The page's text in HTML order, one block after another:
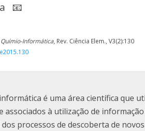
📧
Químio-Informática, Rev. Ciência Elem., V3(2):130
é uma área científica que
associados à utilização de
processos de descoberta de